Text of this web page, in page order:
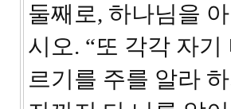
둘째로, 하나님을
시오. “또 각각 자
르기를 주를 알라